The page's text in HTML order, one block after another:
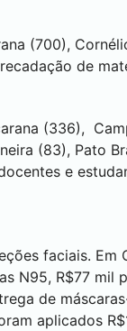
(700),
de
(336),
(83), Pato
e
faciais. Em
N95, R$77 mil
de
aplicados